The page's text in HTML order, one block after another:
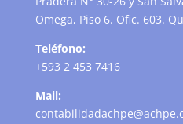
Omega, Piso 6. Ofic. 603.
Teléfono:
+593 2 453 7416
Mail: